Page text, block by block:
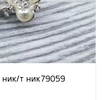
ник/т ник79059